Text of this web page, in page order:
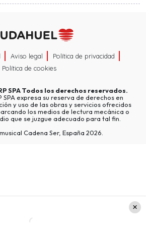
Aviso legal
Política de privacidad
Política de cookies
SPATodos los derechos reservados.
SPA expresa su reserva de derechos en
y uso de las obras y servicios ofrecidos
los medios de lectura mecánica o
que se juzgue adecuado para tal fin.
Cadena Ser, España 2026.